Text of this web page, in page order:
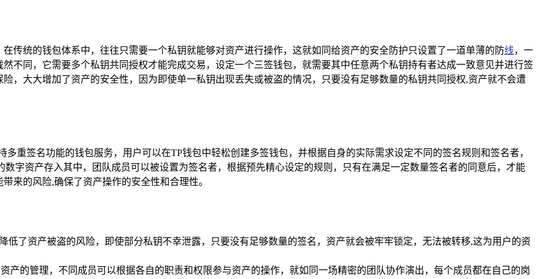
传统的钱包体系中，往往只需要一个私钥就能够对资产进行操作，这就如同给资产的安全防护只设置了一道单薄的防线，一
不同，它需要多个私钥共同授权才能完成交易，设定一个三签钱包，就需要其中任意两个私钥持有者达成一致意见并进行签
，大大增加了资产的安全性，因为即使单一私钥出现丢失或被盗的情况，只要没有足够数量的私钥共同授权,资产就不会遭
多重签名功能的钱包服务，用户可以在TP钱包中轻松创建多签钱包，并根据自身的实际需求设定不同的签名规则和签名者，
字资产存入其中，团队成员可以被设置为签名者，根据预先精心设定的规则，只有在满足一定数量签名者的同意后，才能
来的风险,确保了资产操作的安全性和合理性。
低了资产被盗的风险，即使部分私钥不幸泄露，只要没有足够数量的签名，资产就会被牢牢锁定，无法被转移,这为用户的资
产的管理，不同成员可以根据各自的职责和权限参与资产的操作，就如同一场精密的团队协作演出，每个成员都在自己的岗